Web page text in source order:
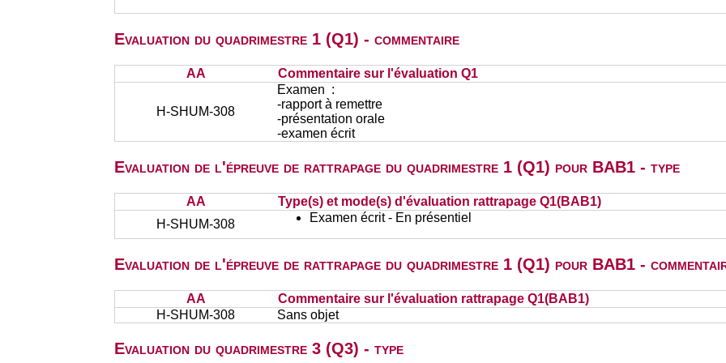
Evaluation du quadrimestre 1 (Q1) - commentaire
AA Commentaire sur l'évaluation Q1
H-SHUM-308
Examen :
-rapport à remettre
-présentation orale
-examen écrit
Evaluation de l'épreuve de rattrapage du quadrimestre 1 (Q1) pour BAB1 - type
AA
Type(s) et mode(s) d'évaluation rattrapage Q1(BAB1)
H-SHUM-308
Examen écrit - En présentiel
Evaluation de l'épreuve de rattrapage du quadrimestre 1 (Q1) pour BAB1 -
AA
Commentaire sur l'évaluation rattrapage Q1(BAB1)
H-SHUM-308
Sans objet
Evaluation du quadrimestre 3 (Q3) - type